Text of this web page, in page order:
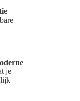
je